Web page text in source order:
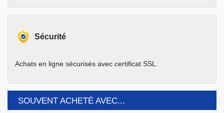
Sécurité
Achats en ligne sécurisés avec certificat SSL.
SOUVENT ACHETÉ AVEC...